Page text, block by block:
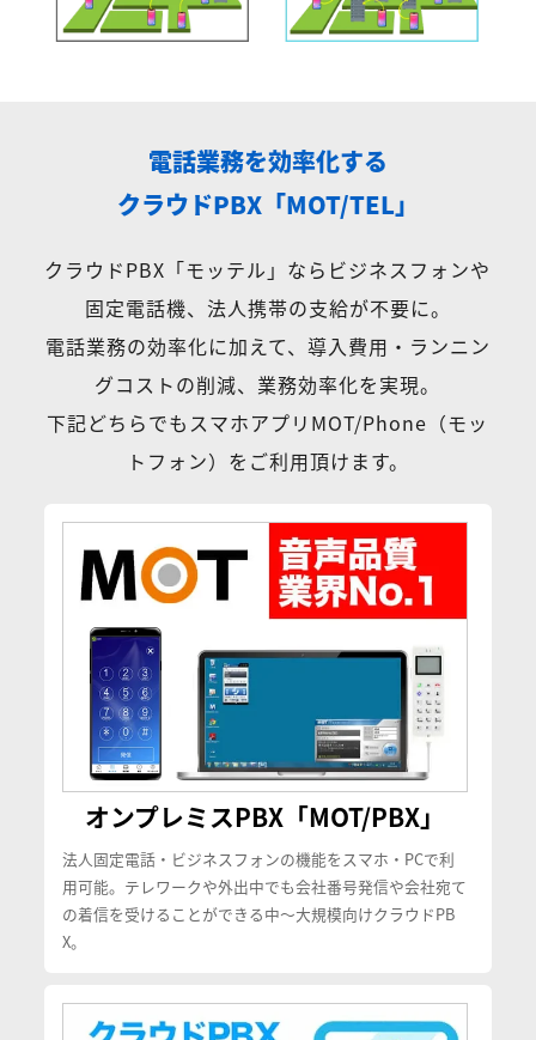
電話業務を効率化する
クラウドPBX「MOT/TEL」
クラウドPBX「モッテル」ならビジネスフォンや
固定電話機、法人携帯の支給が不要に。
電話業務の効率化に加えて、導入費用・ランニン
グコストの削減、業務効率化を実現。
下記どちらでもスマホアプリMOT/Phone（モッ
トフォン）をご利用頂けます。
オンプレミスPBX「MOT/PBX」
法人固定電話・ビジネスフォンの機能をスマホ・PCで利
用可能。テレワークや外出中でも会社番号発信や会社宛て
の着信を受けることができる中〜大規模向けクラウドPB
X。